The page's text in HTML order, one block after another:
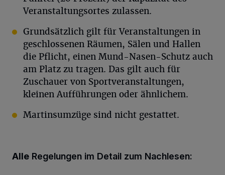
Veranstaltungsortes zulassen.
Grundsätzlich gilt für Veranstaltungen in
geschlossenen Räumen, Sälen und Hallen
die Pflicht, einen Mund-Nasen-Schutz auch
am Platz zu tragen. Das gilt auch für
Zuschauer von Sportveranstaltungen,
kleinen Aufführungen oder ähnlichem.
Martinsumzüge sind nicht gestattet.
Alle Regelungen im Detail zum Nachlesen: